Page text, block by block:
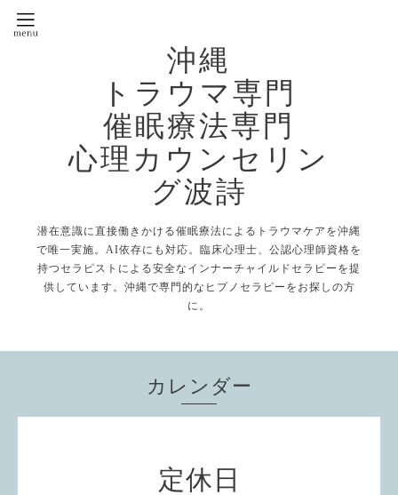
沖縄
トラウマ専門
催眠療法専門
心理カウンセリン
グ波詩
潜在意識に直接働きかける催眠療法によるトラウマケアを沖縄
で唯一実施。AI依存にも対応。臨床心理士、公認心理師資格を
持つセラピストによる安全なインナーチャイルドセラピーを提
供しています。沖縄で専門的なヒプノセラピーをお探しの方
に。
カレンダー
定休日